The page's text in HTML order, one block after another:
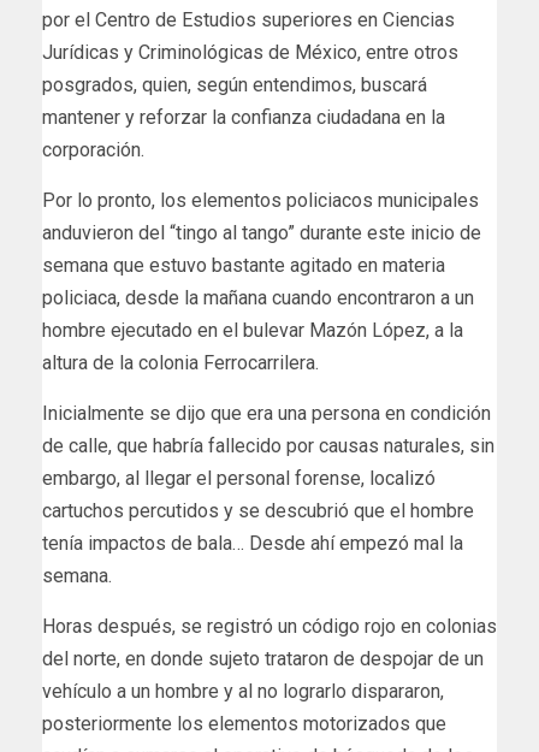
por el Centro de Estudios superiores en Ciencias
Jurídicas y Criminológicas de México, entre otros
posgrados, quien, según entendimos, buscará
mantener y reforzar la confianza ciudadana en la
corporación.
Por lo pronto, los elementos policiacos municipales
anduvieron del “tingo al tango” durante este inicio de
semana que estuvo bastante agitado en materia
policiaca, desde la mañana cuando encontraron a un
hombre ejecutado en el bulevar Mazón López, a la
altura de la colonia Ferrocarrilera.
Inicialmente se dijo que era una persona en condición
de calle, que habría fallecido por causas naturales, sin
embargo, al llegar el personal forense, localizó
cartuchos percutidos y se descubrió que el hombre
tenía impactos de bala… Desde ahí empezó mal la
semana.
Horas después, se registró un código rojo en colonias
del norte, en donde sujeto trataron de despojar de un
vehículo a un hombre y al no lograrlo dispararon,
posteriormente los elementos motorizados que